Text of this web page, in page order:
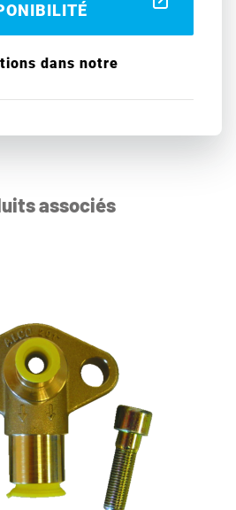
dans notre
associés